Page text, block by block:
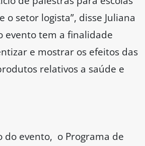
o setor logista”, disse Juliana
evento tem a finalidade
e mostrar os efeitos das
relativos a saúde e
do evento, o Programa de